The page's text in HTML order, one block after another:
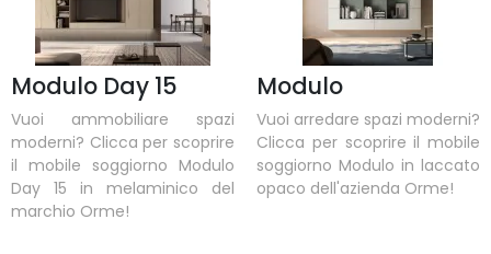
Modulo Day 15
Vuoi ammobiliare spazi
moderni? Clicca per scoprire
il mobile soggiorno Modulo
Day 15 in melaminico del
marchio Orme!
Modulo
Vuoi arredare spazi moderni?
Clicca per scoprire il mobile
soggiorno Modulo in laccato
opaco dell'azienda Orme!